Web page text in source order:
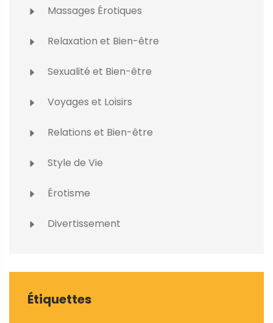
Massages Érotiques
Relaxation et Bien-être
Sexualité et Bien-être
Voyages et Loisirs
Relations et Bien-être
Style de Vie
Érotisme
Divertissement
Étiquettes